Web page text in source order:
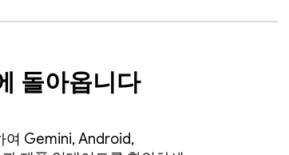
돌아옵니다
여 Gemini, Android,